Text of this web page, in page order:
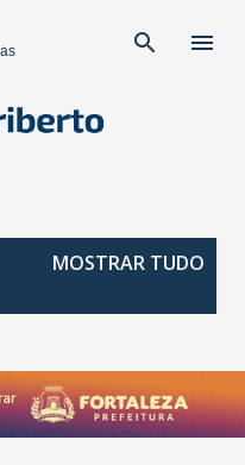
MOSTRAR TUDO